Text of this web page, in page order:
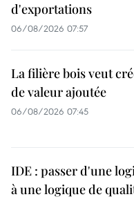
d'exportations
06/08/2026 07:57
La filière bois veut
de valeur ajoutée
06/08/2026 07:45
IDE : passer d'une
à une logique de